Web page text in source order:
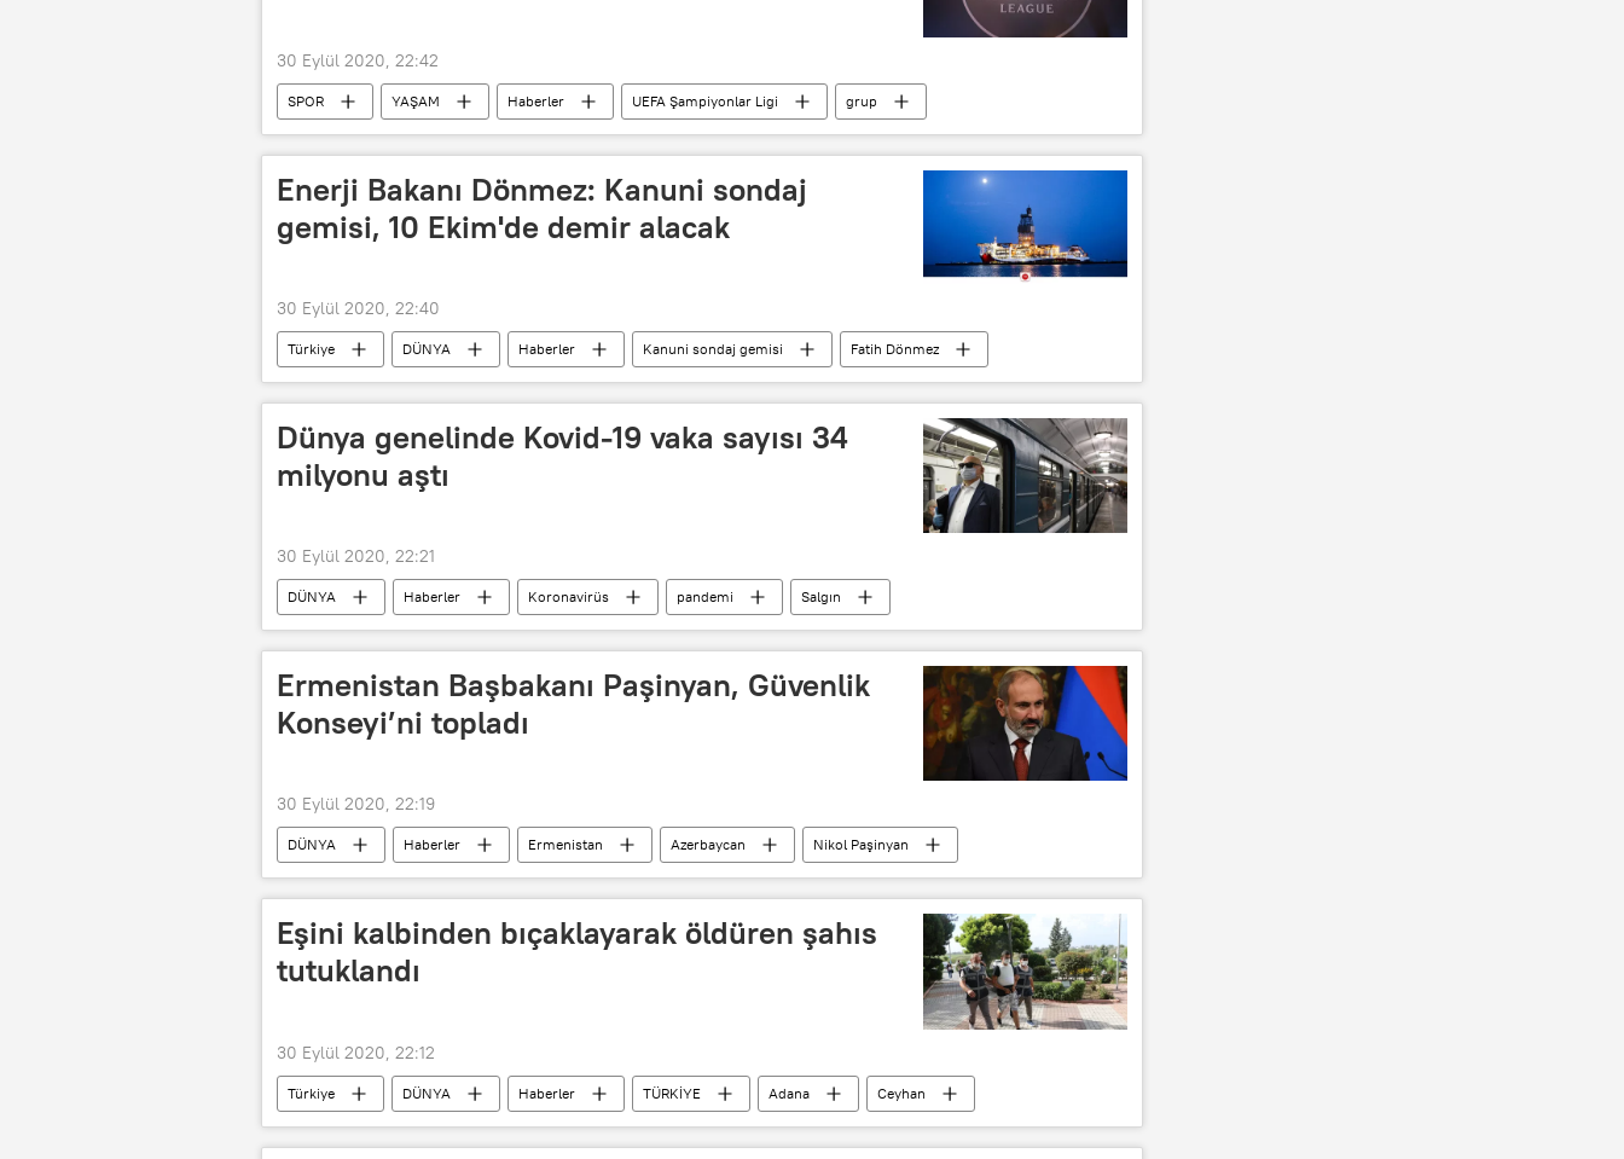
30 Eylül 2020, 22:42
SPOR YAŞAM Haberler UEFA Şampiyonlar Ligi
grup
kura çekimi
Medipol Başakşehir
Enerji Bakanı Dönmez: Kanuni sondaj
gemisi, 10 Ekim'de demir alacak
30 Eylül 2020, 22:40
Türkiye DÜNYA Haberler Kanuni sondaj gemisi
Fatih Dönmez
TÜRKİYE
Dünya genelinde Kovid-19 vaka sayısı 34
milyonu aştı
30 Eylül 2020, 22:21
DÜNYA Haberler Koronavirüs pandemi
Salgın
Kovid-19
vaka Dünya ABD
Ermenistan Başbakanı Paşinyan, Güvenlik
Konseyi’ni topladı
30 Eylül 2020, 22:19
DÜNYA Haberler Ermenistan Azerbaycan
Nikol Paşinyan
Karabağ
Dağlık Karabağ
Eşini kalbinden bıçaklayarak öldüren şahıs
tutuklandı
30 Eylül 2020, 22:12
Türkiye DÜNYA Haberler TÜRKİYE Adana
Ceyhan
Kadın cinayeti